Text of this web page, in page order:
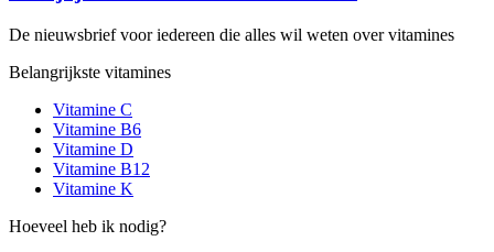
De nieuwsbrief voor iedereen die alles wil weten over vitamines
Belangrijkste vitamines
Vitamine C
Vitamine B6
Vitamine D
Vitamine B12
Vitamine K
Hoeveel heb ik nodig?